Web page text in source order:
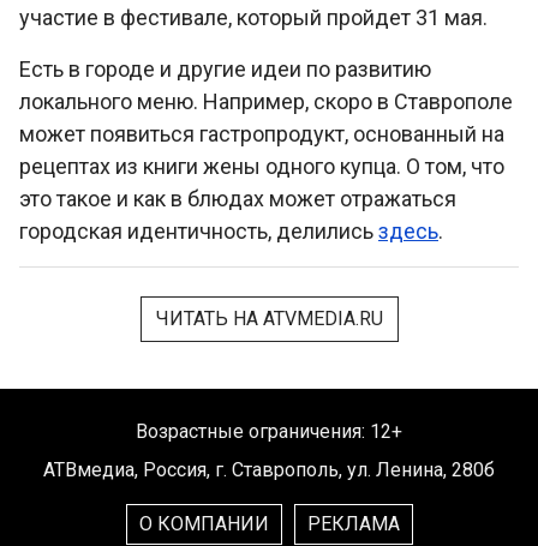
участие в фестивале, который пройдет 31 мая.
Есть в городе и другие идеи по развитию
локального меню. Например, скоро в Ставрополе
может появиться гастропродукт, основанный на
рецептах из книги жены одного купца. О том, что
это такое и как в блюдах может отражаться
городская идентичность, делилисьздесь.
ЧИТАТЬ НА ATVMEDIA.RU
Возрастные ограничения: 12+
АТВмедиа, Россия, г. Ставрополь, ул. Ленина, 280б
О КОМПАНИИ РЕКЛАМА